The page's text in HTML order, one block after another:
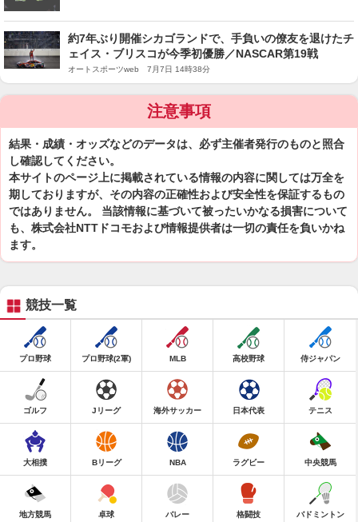
約7年ぶり開催シカゴランドで、手負いの僚友を退けたチ
ェイス・ブリスコが今季初優勝／NASCAR第19戦
オートスポーツweb 7月7日 14時38分
注意事項
結果・成績・オッズなどのデータは、必ず主催者発行のものと照合
し確認してください。
本サイトのページ上に掲載されている情報の内容に関しては万全を
期しておりますが、その内容の正確性および安全性を保証するもの
ではありません。 当該情報に基づいて被ったいかなる損害について
も、株式会社NTTドコモおよび情報提供者は一切の責任を負いかね
ます。
競技一覧
プロ野球 プロ野球(2軍) MLB 高校野球 侍ジャパン
ゴルフ Jリーグ 海外サッカー 日本代表 テニス
大相撲 Bリーグ NBA ラグビー 中央競馬
地方競馬 卓球 バレー 格闘技 バドミントン